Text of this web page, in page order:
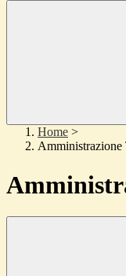
Home >
Amministrazione